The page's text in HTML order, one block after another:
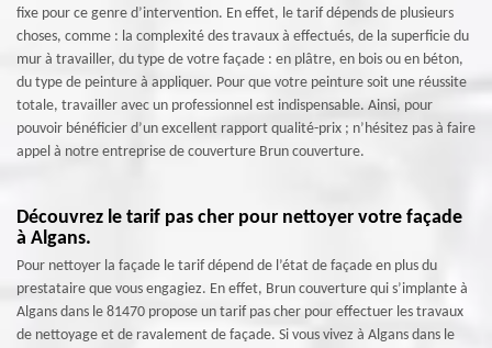
fixe pour ce genre d’intervention. En effet, le tarif dépends de plusieurs
choses, comme : la complexité des travaux à effectués, de la superficie du
mur à travailler, du type de votre façade : en plâtre, en bois ou en béton,
du type de peinture à appliquer. Pour que votre peinture soit une réussite
totale, travailler avec un professionnel est indispensable. Ainsi, pour
pouvoir bénéficier d’un excellent rapport qualité-prix ; n’hésitez pas à faire
appel à notre entreprise de couverture Brun couverture.
Découvrez le tarif pas cher pour nettoyer votre façade
à Algans.
Pour nettoyer la façade le tarif dépend de l’état de façade en plus du
prestataire que vous engagiez. En effet, Brun couverture qui s’implante à
Algans dans le 81470 propose un tarif pas cher pour effectuer les travaux
de nettoyage et de ravalement de façade. Si vous vivez à Algans dans le